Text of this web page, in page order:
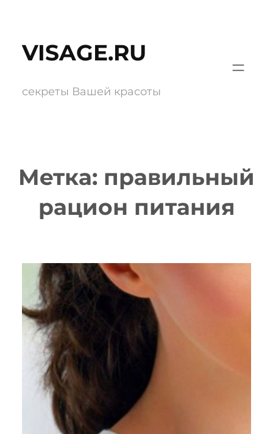
содержимому
VISAGE.RU
секреты Вашей красоты
Метка: правильный
рацион питания